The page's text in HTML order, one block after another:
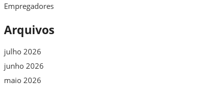
Empregadores
Arquivos
julho 2026
junho 2026
maio 2026